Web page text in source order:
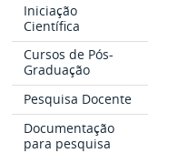
Iniciação
Científica
Cursos de Pós-
Graduação
Pesquisa Docente
Documentação
para pesquisa